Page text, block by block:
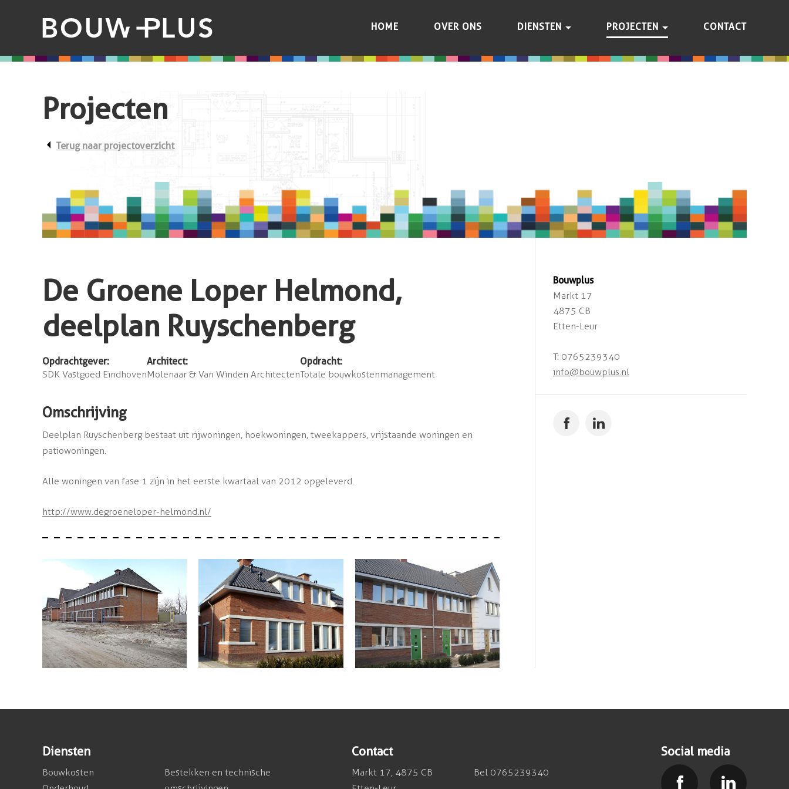
HOME OVER ONS DIENSTEN PROJECTEN CONTACT
Projecten
arrow_left Terug naar projectoverzicht
De Groene Loper Helmond,
deelplan Ruyschenberg
Opdrachtgever:
SDK Vastgoed Eindhoven
Architect:
Molenaar & Van Winden Architecten
Opdracht:
Totale bouwkostenmanagement
Omschrijving
Deelplan Ruyschenberg bestaat uit rijwoningen, hoekwoningen, tweekappers, vrijstaande woningen en
patiowoningen.
Alle woningen van fase 1 zijn in het eerste kwartaal van 2012 opgeleverd.
http://www.degroeneloper-helmond.nl/
Bouwplus
Markt 17
4875 CB
Etten-Leur
T: 0765239340
info@bouwplus.nl
Diensten
Bouwkosten
Bestekken en technische
Contact
Markt 17, 4875 CB
Bel 0765239340
Social media